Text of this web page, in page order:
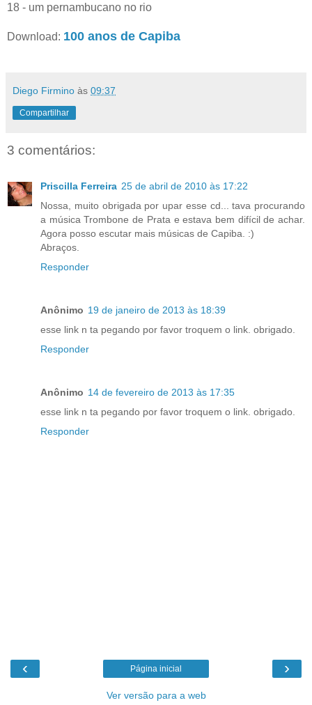
18 - um pernambucano no rio
Download: 100 anos de Capiba
Diego Firmino às 09:37
Compartilhar
3 comentários:
Priscilla Ferreira 25 de abril de 2010 às 17:22
Nossa, muito obrigada por upar esse cd... tava procurando
a música Trombone de Prata e estava bem difícil de achar.
Agora posso escutar mais músicas de Capiba. :)
Abraços.
Responder
Anônimo 19 de janeiro de 2013 às 18:39
esse link n ta pegando por favor troquem o link. obrigado.
Responder
Anônimo 14 de fevereiro de 2013 às 17:35
esse link n ta pegando por favor troquem o link. obrigado.
Responder
‹ ›
Página inicial
Ver versão para a web